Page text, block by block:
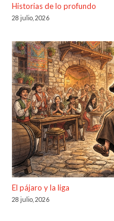
Historias de lo profundo
28 julio, 2026
El pájaro y la liga
28 julio, 2026